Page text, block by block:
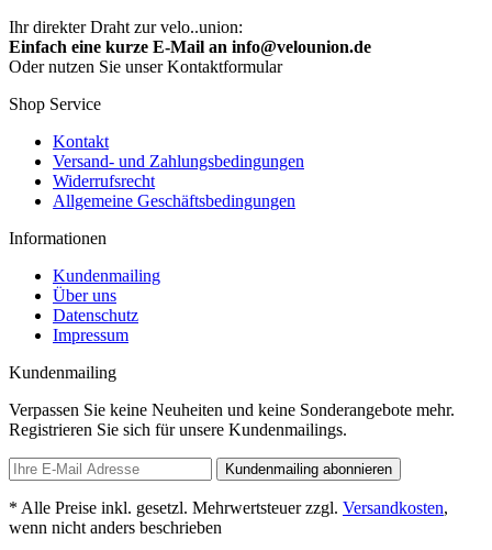
Ihr direkter Draht zur velo..union:
Einfach eine kurze E-Mail an info@velounion.de
Oder nutzen Sie unser Kontaktformular
Shop Service
Kontakt
Versand- und Zahlungsbedingungen
Widerrufsrecht
Allgemeine Geschäftsbedingungen
Informationen
Kundenmailing
Über uns
Datenschutz
Impressum
Kundenmailing
Verpassen Sie keine Neuheiten und keine Sonderangebote mehr.
Registrieren Sie sich für unsere Kundenmailings.
Kundenmailing abonnieren
* Alle Preise inkl. gesetzl. Mehrwertsteuer zzgl. Versandkosten,
wenn nicht anders beschrieben